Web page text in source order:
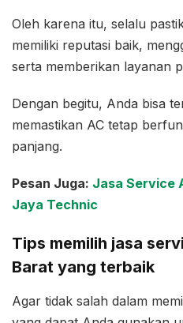
Oleh karena itu, selalu
memiliki reputasi baik,
serta memberikan layanan
Dengan begitu, Anda bisa
memastikan AC tetap
panjang.
Pesan Juga: Jasa Service
Jaya Technic
Tips memilih jasa
Barat yang terbaik
Agar tidak salah dalam